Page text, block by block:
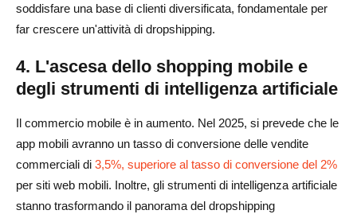
soddisfare una base di clienti diversificata, fondamentale per
far crescere un'attività di dropshipping.
4. L'ascesa dello shopping mobile e
degli strumenti di intelligenza artificiale
Il commercio mobile è in aumento. Nel 2025, si prevede che le
app mobili avranno un tasso di conversione delle vendite
commerciali di 3,5%, superiore al tasso di conversione del 2%
per siti web mobili. Inoltre, gli strumenti di intelligenza artificiale
stanno trasformando il panorama del dropshipping